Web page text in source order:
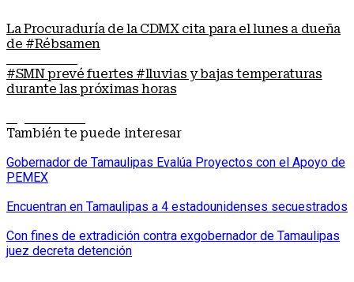
La Procuraduría de la CDMX cita para el lunes a dueña
de #Rébsamen
#SMN prevé fuertes #lluvias y bajas temperaturas
durante las próximas horas
También te puede interesar
Gobernador de Tamaulipas Evalúa Proyectos con el Apoyo de
PEMEX
Encuentran en Tamaulipas a 4 estadounidenses secuestrados
Con fines de extradición contra exgobernador de Tamaulipas
juez decreta detención